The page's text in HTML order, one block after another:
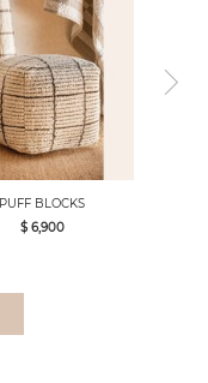
PUFF BLOCKS
$ 6,900